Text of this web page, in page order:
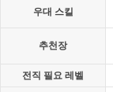
우대 스킬
추천장
전직 필요 레벨